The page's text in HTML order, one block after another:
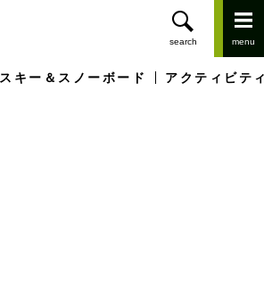
スキー＆スノーボード アクティビテ